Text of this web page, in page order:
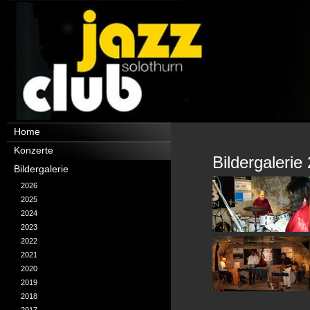
Bildergalerie
Navigation
überspringen
Home
Konzerte
Bildergalerie
2026
2025
2024
2023
2022
2021
2020
2019
2018